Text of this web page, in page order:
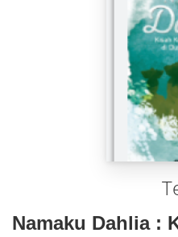
Namaku Dahlia :